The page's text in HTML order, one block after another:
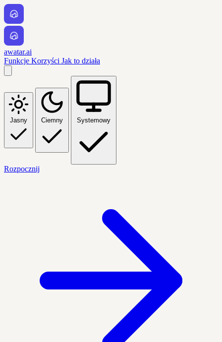
awatar.ai
Funkcje Korzyści Jak to działa
Jasny Ciemny Systemowy
Rozpocznij